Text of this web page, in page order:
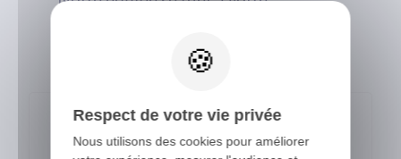
Du lundi au vendredi, de 8h30 à
Respect de votre vie privée
Nous utilisons des cookies pour améliorer